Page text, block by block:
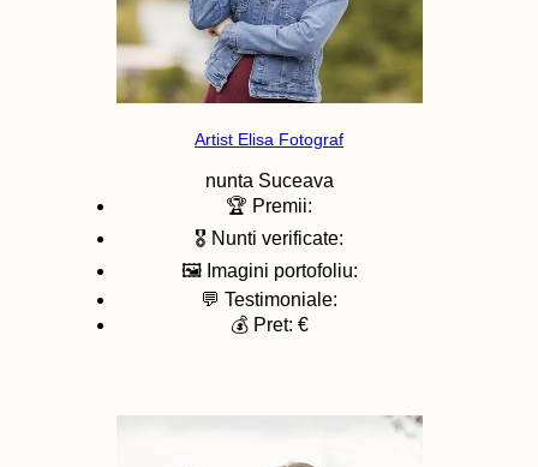
Artist Elisa Fotograf
nunta Suceava
🏆 Premii:
🎖️ Nunti verificate:
🖼️ Imagini portofoliu:
💬 Testimoniale:
💰 Pret: €